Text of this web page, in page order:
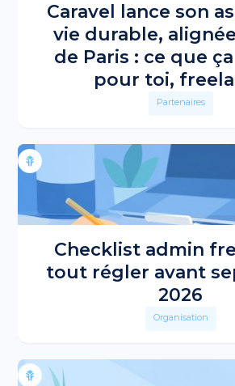
Caravel lance son
vie durable,
de Paris : ce que
pour toi,
Partenaires
Checklist admin
tout régler avant
2026
Organisation